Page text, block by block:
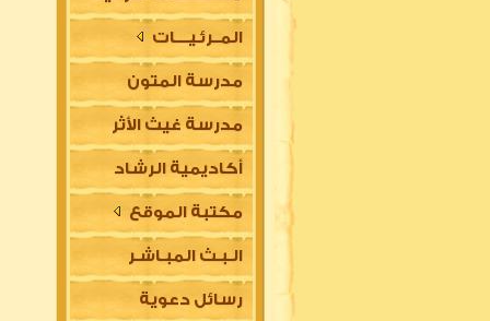
المــرئـيــــات
مدرسة المتون
العلمية
مدرسة غيث الأثر
السلفية
أكاديمية الرشاد
العلمية للتأسيس
في مقدمات العلوم
الشرعية (للتعليم
مكتبة الموقع
الـبـث المبـاشـر
رسائل دعوية